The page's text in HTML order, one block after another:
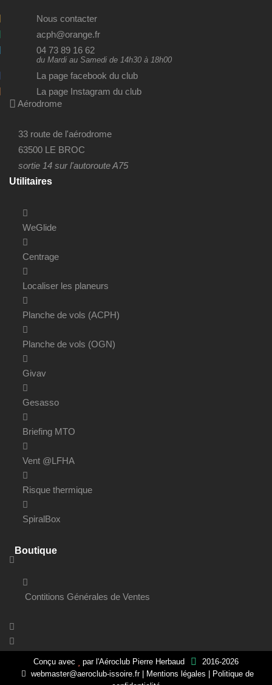
Nous contacter
acph@orange.fr
04 73 89 16 62
du Mardi au Samedi de 14h30 à 18h00
La page facebook du club
La page Instagram du club
Aérodrome
33 route de l'aérodrome
63500 LE BROC
sortie 14 sur l'autoroute A75
Utilitaires
WeGlide
Centrage
Localiser les planeurs
Planche de vols (ACPH)
Planche de vols (OGN)
Givav
Gesasso
Briefing MTO
Vent @LFHA
Risque thermique
SpiralBox
Boutique
Contitions Générales de Ventes
Conçu avec par l'Aéroclub Pierre Herbaud
2016-2026
webmaster@aeroclub-issoire.fr| Mentions légales
Politique de